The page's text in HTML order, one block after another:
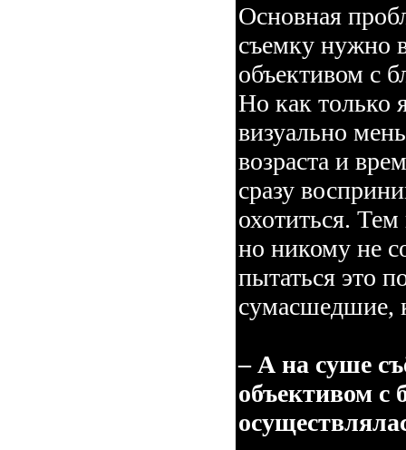
Основная
съемку нужно
объективом с
Но как только
визуально
возраста и
сразу
охотиться.
но никому не
пытаться это
сумасшедшие,
– А на суше
объективом с